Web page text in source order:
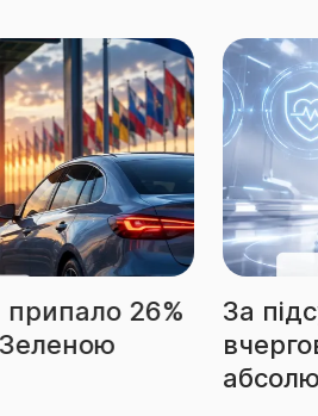
За підсумками І
вчергове
абсолютного лідера